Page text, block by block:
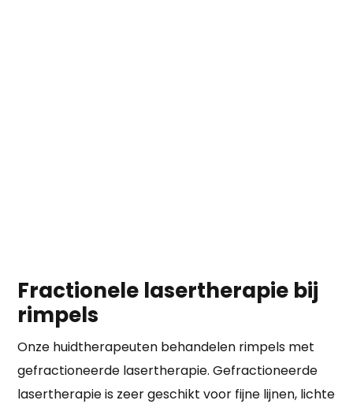
Fractionele lasertherapie bij
rimpels
Onze huidtherapeuten behandelen rimpels met
gefractioneerde lasertherapie. Gefractioneerde
lasertherapie is zeer geschikt voor fijne lijnen, lichte